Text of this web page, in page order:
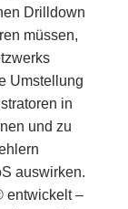
Drilldown
müssen,
Umstellung
in
und zu
auswirken.
entwickelt –